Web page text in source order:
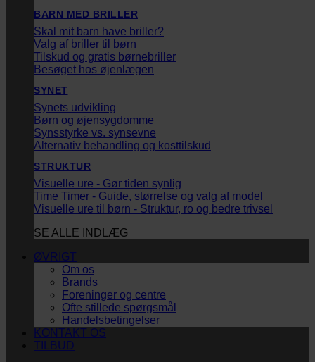
BARN MED BRILLER
Skal mit barn have briller?
Valg af briller til børn
Tilskud og gratis børnebriller
Besøget hos øjenlægen
SYNET
Synets udvikling
Børn og øjensygdomme
Synsstyrke vs. synsevne
Alternativ behandling og kosttilskud
STRUKTUR
Visuelle ure - Gør tiden synlig
Time Timer - Guide, størrelse og valg af model
Visuelle ure til børn - Struktur, ro og bedre trivsel
SE ALLE INDLÆG
ØVRIGT
Om os
Brands
Foreninger og centre
Ofte stillede spørgsmål
Handelsbetingelser
KONTAKT OS
TILBUD